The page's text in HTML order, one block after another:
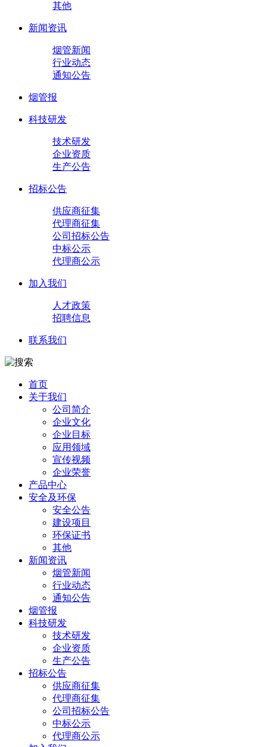
其他
新闻资讯
烟管新闻
行业动态
通知公告
烟管报
科技研发
技术研发
企业资质
生产公告
招标公告
供应商征集
代理商征集
公司招标公告
中标公示
代理商公示
加入我们
人才政策
招聘信息
联系我们
首页
关于我们
公司简介
企业文化
企业目标
应用领域
宣传视频
企业荣誉
产品中心
安全及环保
安全公告
建设项目
环保证书
其他
新闻资讯
烟管新闻
行业动态
通知公告
烟管报
科技研发
技术研发
企业资质
生产公告
招标公告
供应商征集
代理商征集
公司招标公告
中标公示
代理商公示